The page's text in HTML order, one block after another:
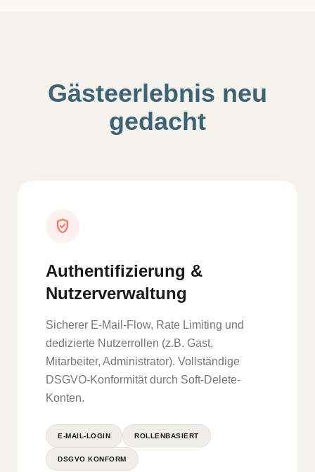
Gästeerlebnis neu
gedacht
verified_user
Authentifizierung &
Nutzerverwaltung
Sicherer E-Mail-Flow, Rate Limiting und
dedizierte Nutzerrollen (z.B. Gast,
Mitarbeiter, Administrator). Vollständige
DSGVO-Konformität durch Soft-Delete-
Konten.
E-MAIL-LOGIN ROLLENBASIERT
DSGVO KONFORM